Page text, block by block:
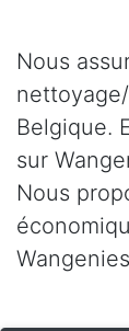
Nous
Belgique.
sur
Nous
Wangenies